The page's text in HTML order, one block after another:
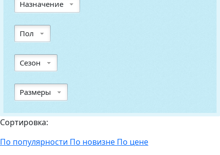
Назначение
Пол
Сезон
Размеры
Сортировка:
По популярности По новизне По цене